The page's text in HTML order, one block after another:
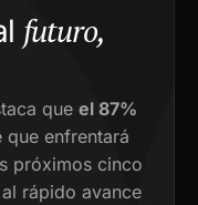
futuro,
que el 87%
enfrentará
próximos cinco
rápido avance